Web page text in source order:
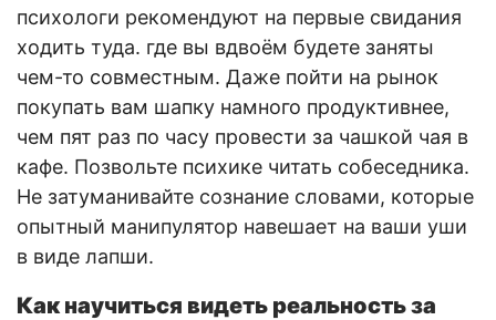
психологи рекомендуют на первые свидания
ходить туда. где вы вдвоём будете заняты
чем-то совместным. Даже пойти на рынок
покупать вам шапку намного продуктивнее,
чем пят раз по часу провести за чашкой чая в
кафе. Позвольте психике читать собеседника.
Не затуманивайте сознание словами, которые
опытный манипулятор навешает на ваши уши
в виде лапши.
Как научиться видеть реальность за